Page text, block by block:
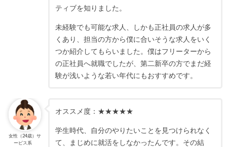
ティブを知りました。
未経験でも可能な求人、しかも正社員の求人が多
くあり、担当の方から僕に合いそうな求人をいく
つか紹介してもらいました。僕はフリーターから
の正社員へ就職でしたが、第二新卒の方でまだ経
験が浅いような若い年代にもおすすめです。
女性（24歳）サ
ービス系
オススメ度：★★★★★
学生時代、自分のやりたいことを見つけられなく
て、まじめに就活をしなかったんです。その結